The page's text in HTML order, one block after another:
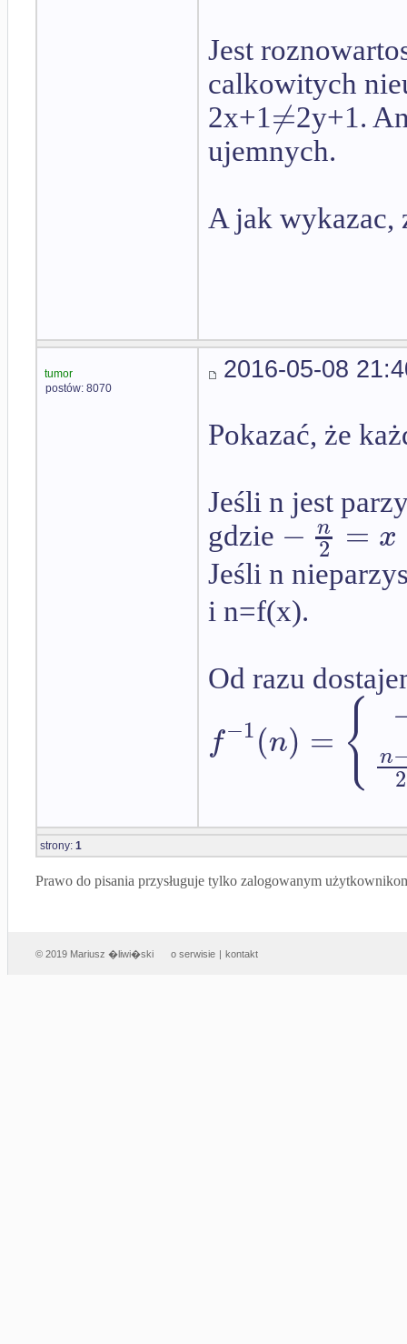
Jest
calkowitych
2x+1≠2y+1.
ujemnych.
A jak wykazac,
tumor
postów: 8070
2016-05-08
Pokazać, że
Jeśli n jest
gdzie − n
2 = x
Jeśli n
i n=f(x).
Od razu
f−1(n) = { n
2
strony: 1
Prawo do pisania przysługuje tylko zalogowanym
© 2019 Mariusz �liwi�ski o serwisie | kontakt